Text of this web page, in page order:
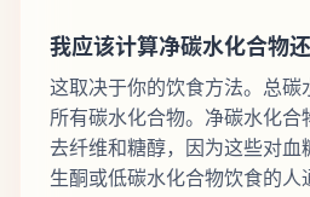
我应该计算净碳水化合物
这取决于你的饮食方法。总
所有碳水化合物。净碳水化
去纤维和糖醇，因为这些对
生酮或低碳水化合物饮食的